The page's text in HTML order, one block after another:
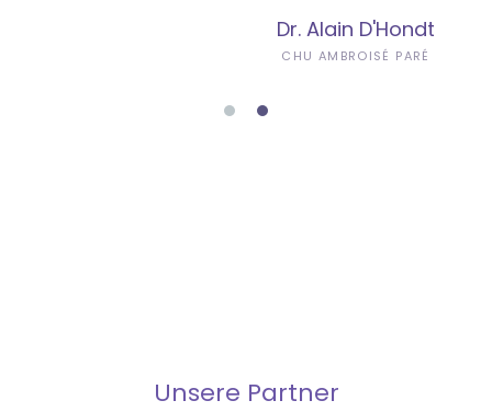
Dr. Alain D'Hondt
CHU AMBROISÉ PARÉ
Unsere Partner